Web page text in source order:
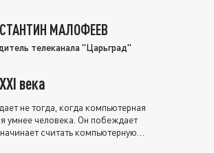
МАЛОФЕЕВ
телеканала "Царьград"
века
не тогда, когда компьютерная
умнее человека. Он побеждает
считать компьютерную